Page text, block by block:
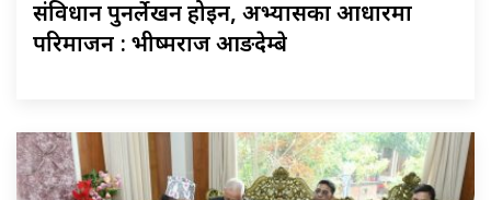
संविधान पुनर्लेखन होइन, अभ्यासका आधारमा
परिमार्जन : भीष्मराज आङदेम्बे